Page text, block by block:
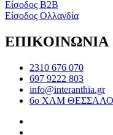
Είσοδος B2B
Είσοδος Ολλανδία
ΕΠΙΚΟΙΝΩΝΙΑ
2310 676 070
697 9222 803
info@interanthia.gr
6ο ΧΛΜ